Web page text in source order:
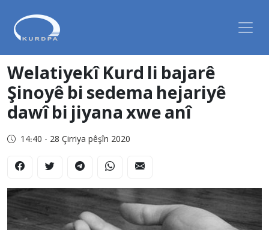
Welatiyekî Kurd li bajarê
Şinoyê bi sedema hejariyê
dawî bi jiyana xwe anî
14:40 - 28 Çirriya pêşîn 2020